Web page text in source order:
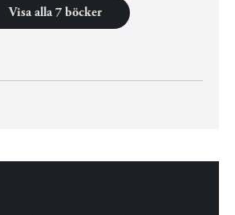
Visa alla 7 böcker